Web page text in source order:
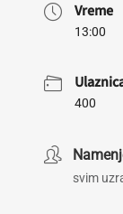
Vreme
13:00
400
svim